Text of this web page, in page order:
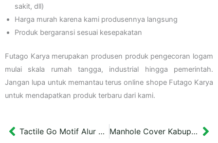
sakit, dll)
Harga murah karena kami produsennya langsung
Produk bergaransi sesuai kesepakatan
Futago Karya merupakan produsen produk pengecoran logam
mulai skala rumah tangga, industrial hingga pemerintah.
Jangan lupa untuk memantau terus online shope Futago Karya
untuk mendapatkan produk terbaru dari kami.
Prev Tactile Go Motif Alur Timbul Alumunium Berkualitas Manhole Cover Kabupaten Kebumen